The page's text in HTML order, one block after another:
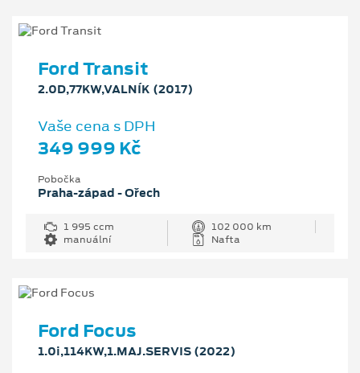
Ford Transit
2.0D,77KW,VALNÍK (2017)
Vaše cena s DPH
349 999 Kč
Pobočka
Praha-západ - Ořech
1 995 ccm
102 000 km
manuální
Nafta
Ford Focus
1.0i,114KW,1.MAJ.SERVIS (2022)